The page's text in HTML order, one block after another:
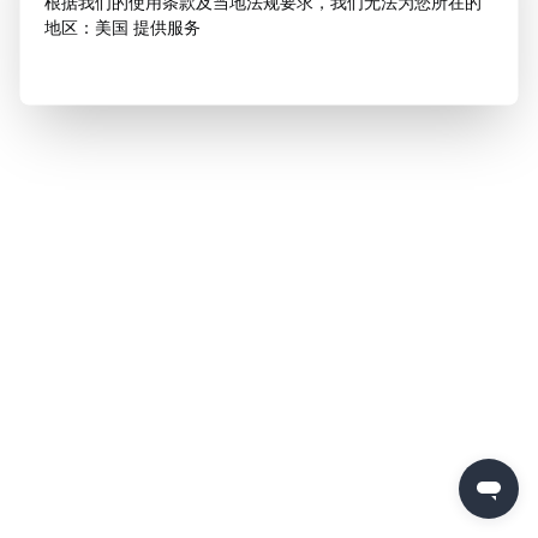
地区：美国 提供服务